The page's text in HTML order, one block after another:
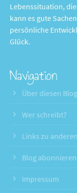
Lebenssituation,
kann es gute
persönliche
Glück.
Navigation
Über diesen Blog
Wer schreibt?
Links zu
Blog abonnieren
Impressum